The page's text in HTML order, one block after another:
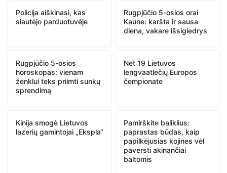
Policija aiškinasi, kas
siautėjo parduotuvėje
Rugpjūčio 5-osios orai
Kaune: karšta ir sausa
diena, vakare išsigiedrys
Rugpjūčio 5-osios
horoskopas: vienam
ženklui teks priimti sunkų
sprendimą
Net 19 Lietuvos
lengvaatlečių Europos
čempionate
Kinija smogė Lietuvos
lazerių gamintojai „Ekspla“
Pamirškite baliklius:
paprastas būdas, kaip
papilkėjusias kojines vėl
paversti akinančiai
baltomis